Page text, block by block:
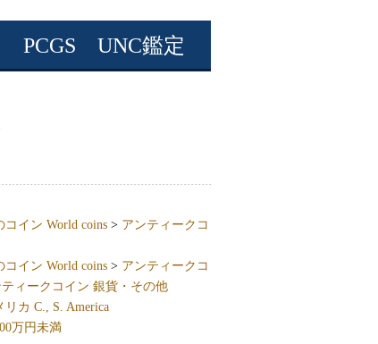
UNC鑑定
コイン World coins> アンティークコ
コイン World coins> アンティークコ
ティークコイン 銀貨・その他
カ C., S. America
万円未満